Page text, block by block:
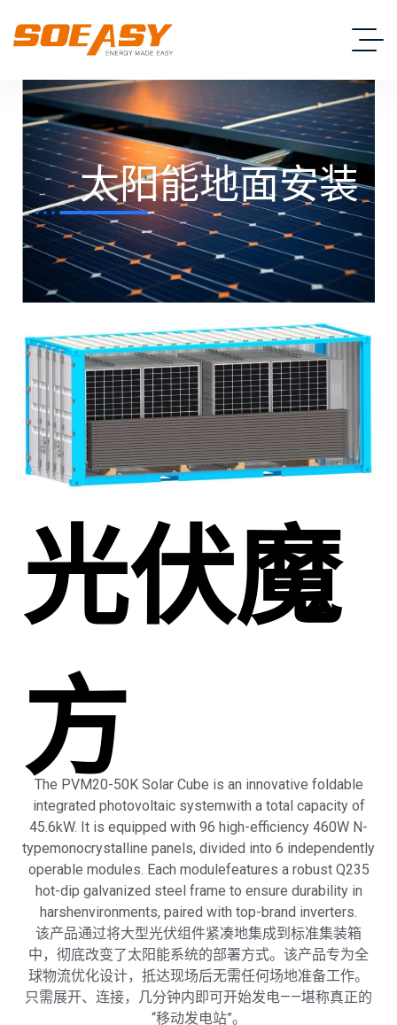
太阳能地面安装
光伏魔
方
The PVM20-50K Solar Cube is an innovative foldable
integrated photovoltaic systemwith a total capacity of
45.6kW. It is equipped with 96 high-efficiency 460W N-
typemonocrystalline panels, divided into 6 independently
operable modules. Each modulefeatures a robust Q235
hot-dip galvanized steel frame to ensure durability in
harshenvironments, paired with top-brand inverters.
该产品通过将大型光伏组件紧凑地集成到标准集装箱
中，彻底改变了太阳能系统的部署方式。该产品专为全
球物流优化设计，抵达现场后无需任何场地准备工作。
只需展开、连接，几分钟内即可开始发电——堪称真正的
“移动发电站”。